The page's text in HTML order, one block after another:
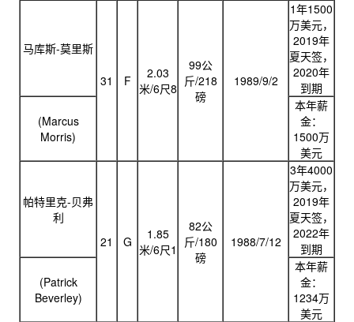
马库斯-莫里斯
31 F
2.03
米/6尺8
99公
斤/218
磅
1989/9/2
1年1500
万美元，
2019年
夏天签，
2020年
到期
(Marcus
Morris)
本年薪
金：
1500万
美元
帕特里克-贝弗
利
21
G
1.85
米/6尺1
82公
斤/180
磅
1988/7/12
3年4000
万美元，
2019年
夏天签，
2022年
到期
(Patrick
Beverley)
本年薪
金：
1234万
美元